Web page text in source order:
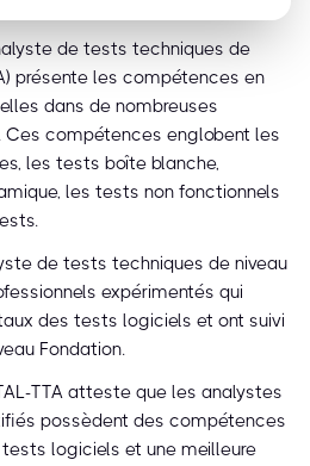
de tests techniques de
présente les compétences en
dans de nombreuses
Ces compétences englobent les
les tests boîte blanche,
les tests non fonctionnels
de tests techniques de niveau
expérimentés qui
des tests logiciels et ont suivi
Fondation.
TTA atteste que les analystes
possèdent des compétences
logiciels et une meilleure